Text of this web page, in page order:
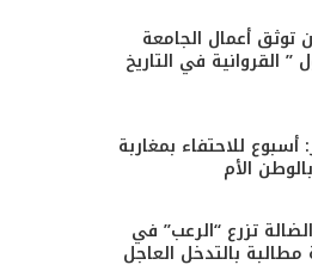
توثق أعمال الجامعة
القروانية في التاريخ
للاحتفاء بمغاربة
الأم
تزرع “الرعب” في
بالتدخل العاجل